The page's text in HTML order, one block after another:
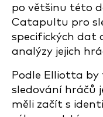
po většinu této
Catapultu pro
specifických dat
analýzy jejich
Podle Elliotta
sledování hráčů
měli začít s